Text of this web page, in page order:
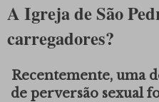
A Igreja de São
carregadores?
Recentemente, uma
de perversão sexual